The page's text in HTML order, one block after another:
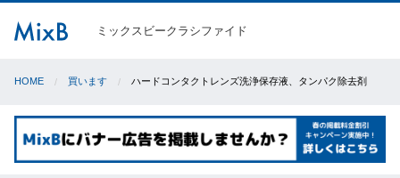
ミックスビークラシファイド
HOME 買います ハードコンタクトレンズ洗浄保存液、タンパク除去剤